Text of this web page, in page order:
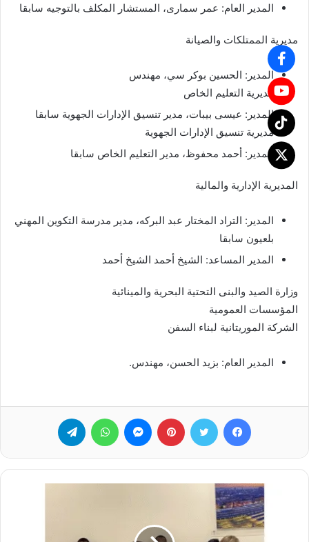
المدير العام: عمر سمارى، المستشار المكلف بالتوجيه سابقا
مديرية الممتلكات والصيانة
المدير: الحسين بوكر سي، مهندس
مديرية التعليم الخاص
المدير: عيسى بيبات، مدير تنسيق الإدارات الجهوية سابقا
مديرية تنسيق الإدارات الجهوية
المدير: أحمد محفوظ، مدير التعليم الخاص سابقا
المديرية الإدارية والمالية
المدير: التراد المختار عبد البركه، مدير مدرسة التكوين المهني
بلعيون سابقا
المدير المساعد: الشيخ أحمد الشيخ أحمد
وزارة الصيد والبنى التحتية البحرية والمينائية
المؤسسات العمومية
الشركة الموريتانية لبناء السفن
المدير العام: بزيد الحسن، مهندس.
فيسبوك تويتر بينتيريست ماسنجر واتساب